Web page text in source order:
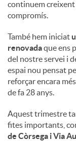
continuem creixent
compromís.
També hem iniciat
renovadaque ens
del nostre servei i
espai nou pensat
reforçar encara
de fa 28 anys.
Aquest trimestre
fites importants,
de Còrsega i Via